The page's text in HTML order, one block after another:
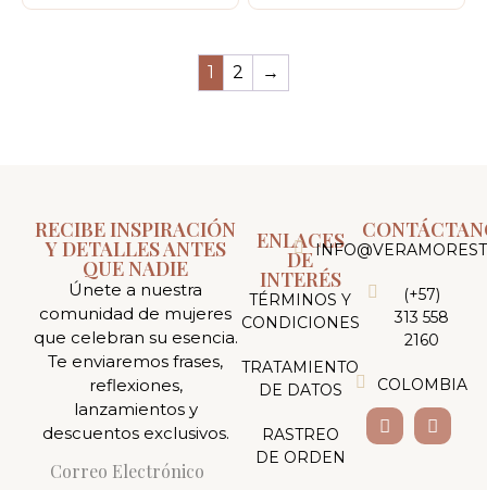
1 2 →
RECIBE INSPIRACIÓN
Y DETALLES ANTES
QUE NADIE
Únete a nuestra
comunidad de mujeres
que celebran su esencia.
Te enviaremos frases,
reflexiones,
lanzamientos y
descuentos exclusivos.
ENLACES
DE
INTERÉS
TÉRMINOS Y
CONDICIONES
TRATAMIENTO
DE DATOS
RASTREO
DE ORDEN
(+57)
313 558
2160
COLOMBIA